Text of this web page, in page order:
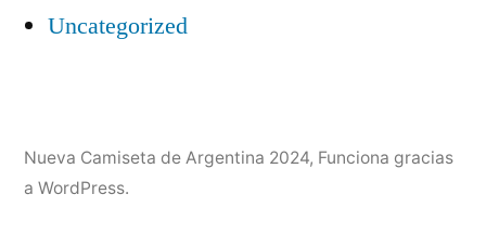
Uncategorized
Nueva Camiseta de Argentina 2024, Funciona gracias
a WordPress.